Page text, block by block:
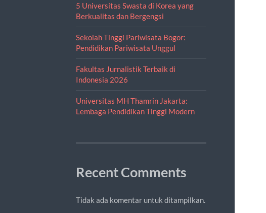
5 Universitas Swasta di Korea yang
Berkualitas dan Bergengsi
Sekolah Tinggi Pariwisata Bogor:
Pendidikan Pariwisata Unggul
Fakultas Jurnalistik Terbaik di
Indonesia 2026
Universitas MH Thamrin Jakarta:
Lembaga Pendidikan Tinggi Modern
Recent Comments
Tidak ada komentar untuk ditampilkan.